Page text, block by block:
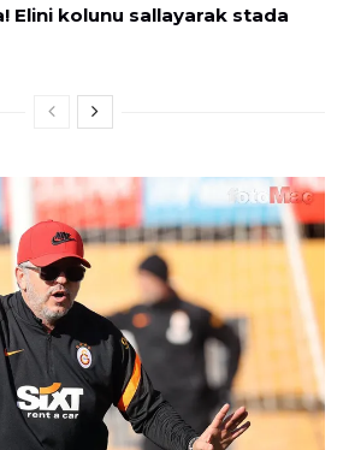
Elini kolunu sallayarak stada